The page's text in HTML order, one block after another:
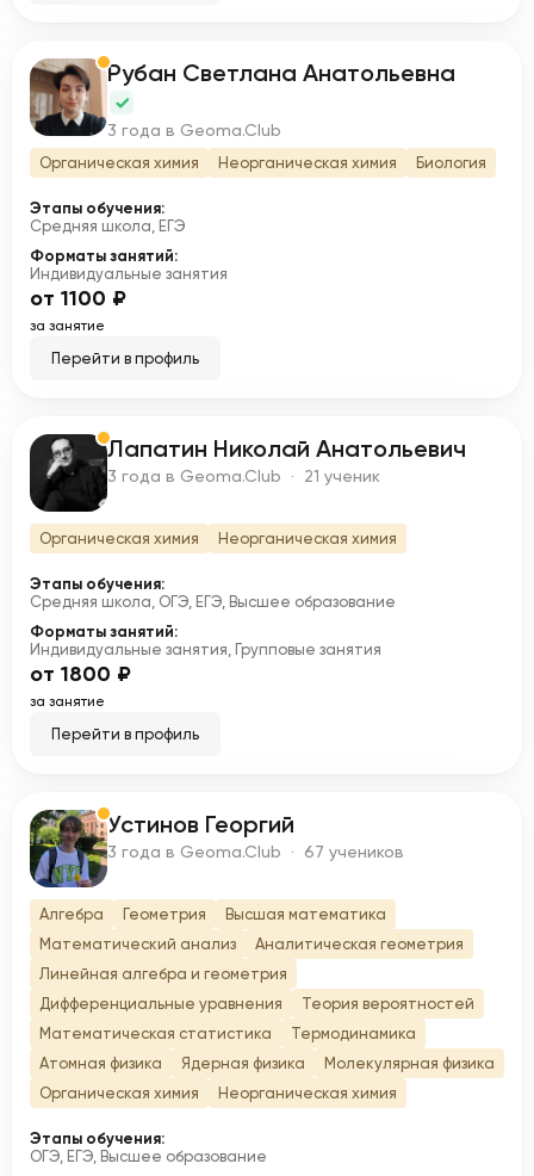
Р Рубан Светлана Анатольевна
3 года в Geoma.Club
Органическая химия Неорганическая химия Биология
Этапы обучения:
Средняя школа, ЕГЭ
Форматы занятий:
Индивидуальные занятия
от 1100 ₽
за занятие
Перейти в профиль
Л Лапатин Николай Анатольевич
3 года в Geoma.Club · 21 ученик
Органическая химия Неорганическая химия
Этапы обучения:
Средняя школа, ОГЭ, ЕГЭ, Высшее образование
Форматы занятий:
Индивидуальные занятия, Групповые занятия
от 1800 ₽
за занятие
Перейти в профиль
У Устинов Георгий
3 года в Geoma.Club · 67 учеников
Алгебра Геометрия
Высшая математика
Математический анализ
Аналитическая геометрия
Линейная алгебра и геометрия
Дифференциальные уравнения
Теория вероятностей
Математическая статистика
Термодинамика
Атомная физика
Ядерная физика
Молекулярная физика
Органическая химия
Неорганическая химия
Этапы обучения:
ОГЭ, ЕГЭ, Высшее образование